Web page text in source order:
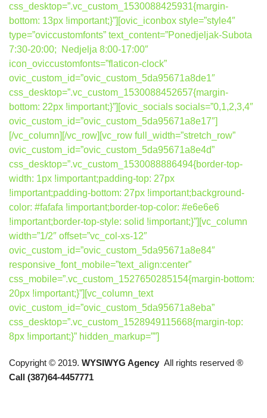
css_desktop=”.vc_custom_1530088425931{margin-
bottom: 13px !important;}”][ovic_iconbox style=”style4″
type=”oviccustomfonts” text_content=”Ponedjeljak-Subota
7:30-20:00; Nedjelja 8:00-17:00″
icon_oviccustomfonts=”flaticon-clock”
ovic_custom_id=”ovic_custom_5da95671a8de1″
css_desktop=”.vc_custom_1530088452657{margin-
bottom: 22px !important;}”][ovic_socials socials=”0,1,2,3,4″
ovic_custom_id=”ovic_custom_5da95671a8e17″]
[/vc_column][/vc_row][vc_row full_width=”stretch_row”
ovic_custom_id=”ovic_custom_5da95671a8e4d”
css_desktop=”.vc_custom_1530088886494{border-top-
width: 1px !important;padding-top: 27px
!important;padding-bottom: 27px !important;background-
color: #fafafa !important;border-top-color: #e6e6e6
!important;border-top-style: solid !important;}”][vc_column
width=”1/2″ offset=”vc_col-xs-12″
ovic_custom_id=”ovic_custom_5da95671a8e84″
responsive_font_mobile=”text_align:center”
css_mobile=”.vc_custom_1527650285154{margin-bottom:
20px !important;}”][vc_column_text
ovic_custom_id=”ovic_custom_5da95671a8eba”
css_desktop=”.vc_custom_1528949115668{margin-top:
8px !important;}” hidden_markup=””]
Copyright © 2019. WYSIWYG Agency All rights reserved ®
Call (387)64-4457771